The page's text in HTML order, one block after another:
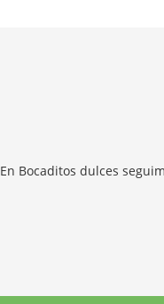
En Bocaditos dulces